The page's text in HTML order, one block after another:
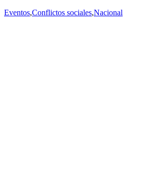
Eventos,Conflictos sociales,Nacional